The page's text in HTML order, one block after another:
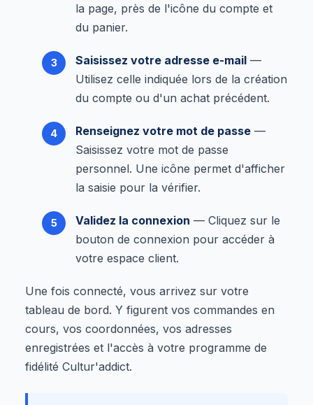
la page, près de l'icône du compte et
du panier.
Saisissez votre adresse e-mail —
Utilisez celle indiquée lors de la création
du compte ou d'un achat précédent.
Renseignez votre mot de passe —
Saisissez votre mot de passe
personnel. Une icône permet d'afficher
la saisie pour la vérifier.
Validez la connexion — Cliquez sur le
bouton de connexion pour accéder à
votre espace client.
Une fois connecté, vous arrivez sur votre
tableau de bord. Y figurent vos commandes en
cours, vos coordonnées, vos adresses
enregistrées et l'accès à votre programme de
fidélité Cultur'addict.